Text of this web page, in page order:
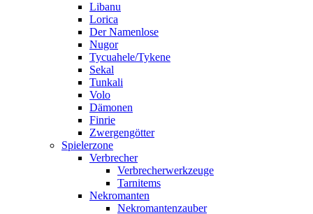
Libanu
Lorica
Der Namenlose
Nugor
Tycuahele/Tykene
Sekal
Tunkali
Volo
Dämonen
Finrie
Zwergengötter
Spielerzone
Verbrecher
Verbrecherwerkzeuge
Tarnitems
Nekromanten
Nekromantenzauber